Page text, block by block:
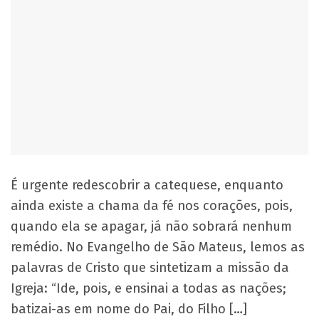
É urgente redescobrir a catequese, enquanto
ainda existe a chama da fé nos corações, pois,
quando ela se apagar, já não sobrará nenhum
remédio. No Evangelho de São Mateus, lemos as
palavras de Cristo que sintetizam a missão da
Igreja: “Ide, pois, e ensinai a todas as nações;
batizai-as em nome do Pai, do Filho […]